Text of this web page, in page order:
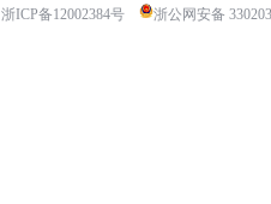
浙ICP备12002384号 浙公网安备